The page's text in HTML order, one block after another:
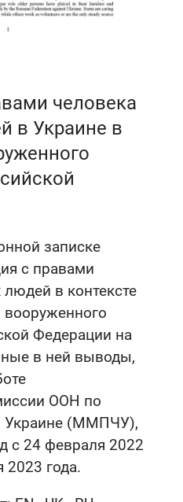
человека
в Украине в
записке
с правами
в контексте
Федерации на
в ней выводы,
ООН по
Украине (ММПЧУ),
с 24 февраля 2022
2023 года.